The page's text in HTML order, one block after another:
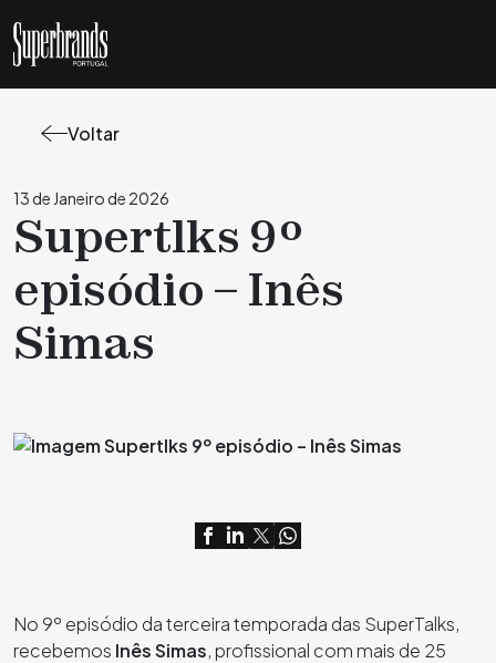
Voltar
13 de Janeiro de 2026
Supertlks 9º
episódio – Inês
Simas
No 9º episódio da terceira temporada das SuperTalks,
recebemos Inês Simas, profissional com mais de 25